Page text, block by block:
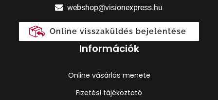
webshop@visionexpress.hu
Online visszaküldés bejelentése
Információk
Online vásárlás menete
Fizetési tájékoztató